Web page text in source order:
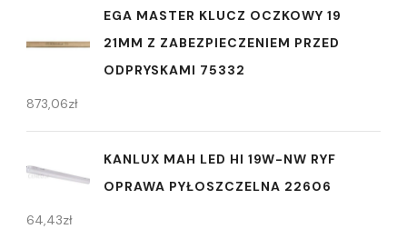
EGA MASTER KLUCZ OCZKOWY 19
21MM Z ZABEZPIECZENIEM PRZED
ODPRYSKAMI 75332
873,06zł
KANLUX MAH LED HI 19W-NW RYF
OPRAWA PYŁOSZCZELNA 22606
64,43zł